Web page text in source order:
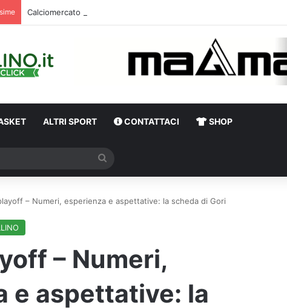
Calciomercato Avellino, definita una doppia cessione. E sullo sfondo…
ALTRI SPORT CONTATTACI SHOP
– Numeri, esperienza e aspettative: la scheda di Gori
– Numeri,
e aspettative: la